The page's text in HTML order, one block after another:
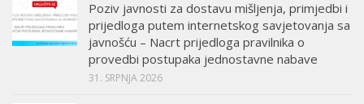
Poziv javnosti za dostavu mišljenja, primjedbi i
prijedloga putem internetskog savjetovanja sa
javnošću – Nacrt prijedloga pravilnika o
provedbi postupaka jednostavne nabave
31. SRPNJA 2026